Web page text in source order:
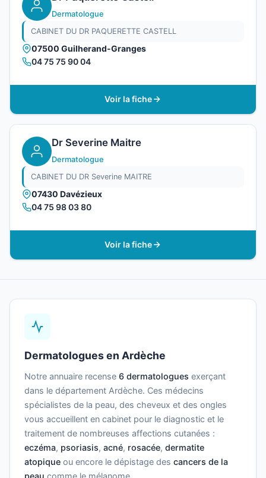
Dermatologue
CABINET DU DR PAQUERETTE CASTELL
07500 Guilherand-Granges
04 75 75 90 04
Voir la fiche
Dr Severine Maitre
Dermatologue
CABINET DU DR Severine MAITRE
07430 Davézieux
04 75 98 03 80
Voir la fiche
Dermatologues en Ardèche
Notre annuaire recense 6 dermatologues exerçant
dans le département Ardèche. Ces médecins
spécialistes de la peau, des cheveux et des ongles
vous accueillent en cabinet pour le diagnostic et le
traitement de nombreuses affections cutanées :
eczéma, psoriasis, acné, rosacée, dermatite
atopique ou encore le dépistage des cancers de la
peau comme le mélanome.